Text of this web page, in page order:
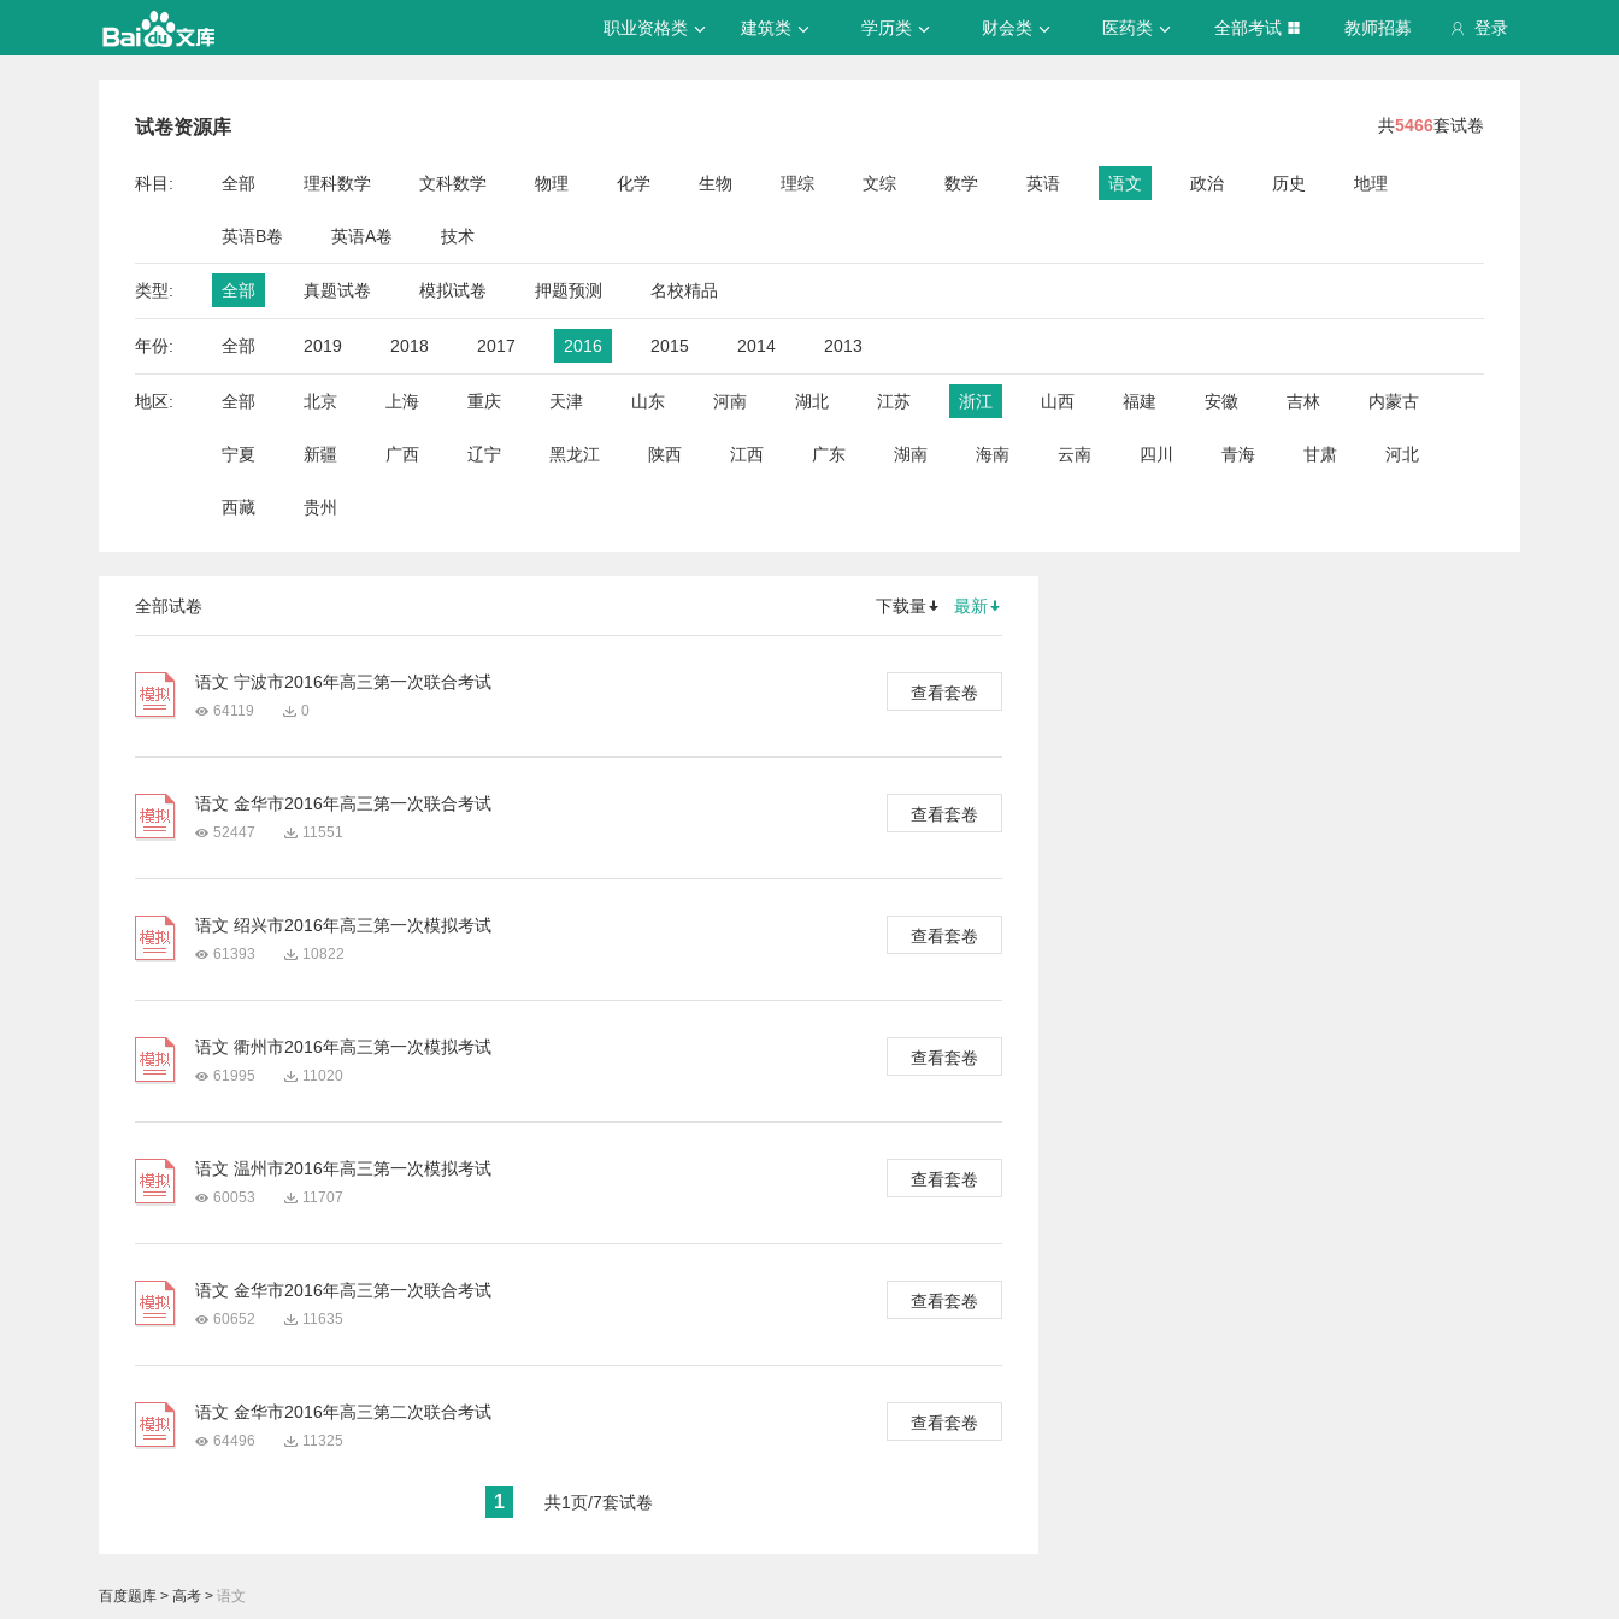
登录
职业资格类 建筑类 学历类 财会类 医药类 全部考试 教师招募
试卷资源库 共5466套试卷
科目: 全部 理科数学 文科数学 物理 化学 生物 理综 文综 数学 英语 语文 政治 历史 地理
英语B卷 英语A卷 技术
类型: 全部 真题试卷 模拟试卷 押题预测 名校精品
年份: 全部 2019 2018 2017 2016 2015 2014 2013
地区: 全部 北京 上海 重庆 天津 山东 河南 湖北 江苏 浙江 山西 福建 安徽 吉林 内蒙古
宁夏 新疆 广西 辽宁 黑龙江 陕西 江西 广东 湖南 海南 云南 四川 青海 甘肃 河北
西藏 贵州
全部试卷 下载量 最新
语文 宁波市2016年高三第一次联合考试
64119 0
查看套卷
语文 金华市2016年高三第一次联合考试
52447 11551
查看套卷
语文 绍兴市2016年高三第一次模拟考试
61393 10822
查看套卷
语文 衢州市2016年高三第一次模拟考试
61995 11020
查看套卷
语文 温州市2016年高三第一次模拟考试
60053 11707
查看套卷
语文 金华市2016年高三第一次联合考试
60652 11635
查看套卷
语文 金华市2016年高三第二次联合考试
64496 11325
查看套卷
1 共1页/7套试卷
百度题库 > 高考 > 语文